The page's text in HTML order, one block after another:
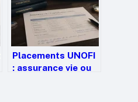
Placements UNOFI
: assurance vie ou